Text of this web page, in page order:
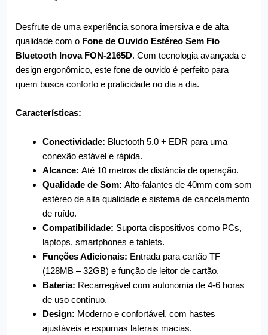
Desfrute de uma experiência sonora imersiva e de alta
qualidade com o Fone de Ouvido Estéreo Sem Fio
Bluetooth Inova FON-2165D. Com tecnologia avançada e
design ergonômico, este fone de ouvido é perfeito para
quem busca conforto e praticidade no dia a dia.
Características:
Conectividade: Bluetooth 5.0 + EDR para uma
conexão estável e rápida.
Alcance: Até 10 metros de distância de operação.
Qualidade de Som: Alto-falantes de 40mm com som
estéreo de alta qualidade e sistema de cancelamento
de ruído.
Compatibilidade: Suporta dispositivos como PCs,
laptops, smartphones e tablets.
Funções Adicionais: Entrada para cartão TF
(128MB – 32GB) e função de leitor de cartão.
Bateria: Recarregável com autonomia de 4-6 horas
de uso contínuo.
Design: Moderno e confortável, com hastes
ajustáveis e espumas laterais macias.